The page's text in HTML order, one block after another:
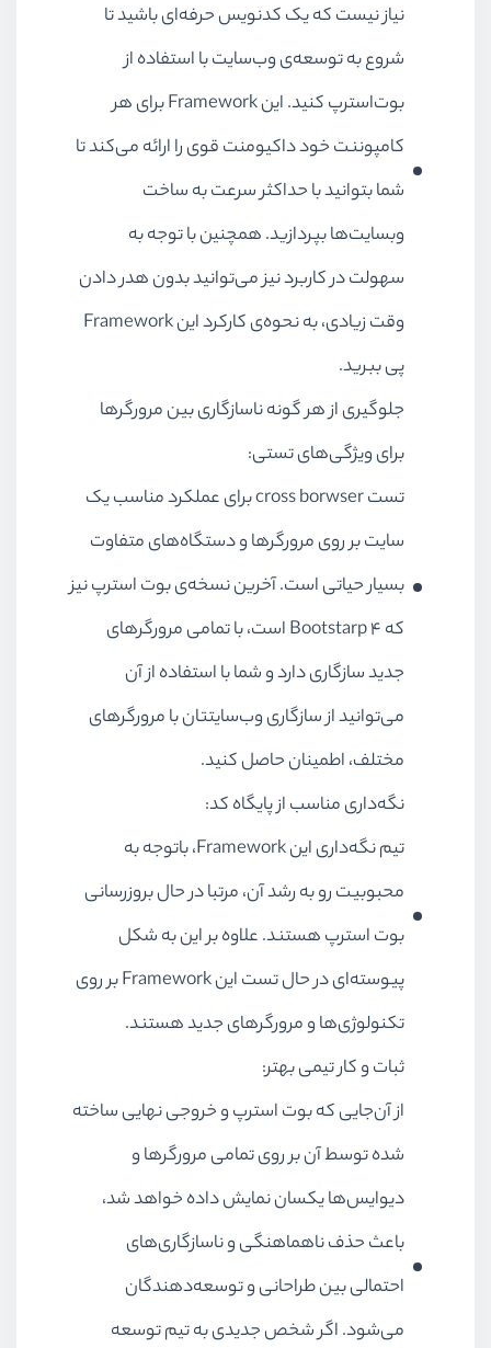
نیاز نیست که یک کدنویس حرفه‌ای باشید تا
شروع به توسعه‌ی وب‌سایت با استفاده از
بوت‌استرپ کنید. این Framework برای هر
کامپوننت خود داکیومنت قوی را ارائه می‌کند تا
شما بتوانید با حداکثر سرعت به ساخت
وبسایت‌ها بپردازید. همچنین با توجه به
سهولت در کاربرد نیز می‌توانید بدون هدر دادن
وقت زیادی، به نحوه‌ی کارکرد این Framework
پی ببرید.
جلوگیری از هر گونه ناسازگاری بین مرورگرها
برای ویژگی‌های تستی:
تست cross borwser برای عملکرد مناسب یک
سایت بر روی مرورگرها و دستگاه‌های متفاوت
بسیار حیاتی است. آخرین نسخه‌ی بوت استرپ نیز
که Bootstarp ۴ است، با تمامی مرورگرهای
جدید سازگاری دارد و شما با استفاده از آن
می‌توانید از سازگاری وب‌سایتتان با مرورگرهای
مختلف، اطمینان حاصل کنید.
نگه‌داری مناسب از پایگاه کد:
تیم نگه‌داری این Framework، باتوجه به
محبوبیت رو به رشد آن، مرتبا در حال بروزرسانی
بوت استرپ هستند. علاوه بر این به شکل
پیوسته‌ای در حال تست این Framework بر روی
تکنولوژی‌ها و مرورگرهای جدید هستند.
ثبات و کار تیمی بهتر:
از آن‌جایی که بوت استرپ و خروجی نهایی ساخته
شده توسط آن بر روی تمامی مرورگرها و
دیوایس‌ها یکسان نمایش داده خواهد شد،
باعث حذف ناهماهنگی و ناسازگاری‌های
احتمالی بین طراحانی و توسعه‌دهندگان
می‌شود. اگر شخص جدیدی به تیم توسعه